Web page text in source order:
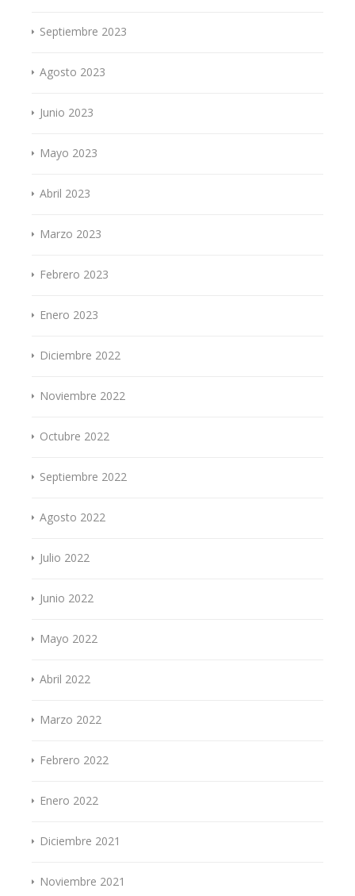
Septiembre 2023
Agosto 2023
Junio 2023
Mayo 2023
Abril 2023
Marzo 2023
Febrero 2023
Enero 2023
Diciembre 2022
Noviembre 2022
Octubre 2022
Septiembre 2022
Agosto 2022
Julio 2022
Junio 2022
Mayo 2022
Abril 2022
Marzo 2022
Febrero 2022
Enero 2022
Diciembre 2021
Noviembre 2021